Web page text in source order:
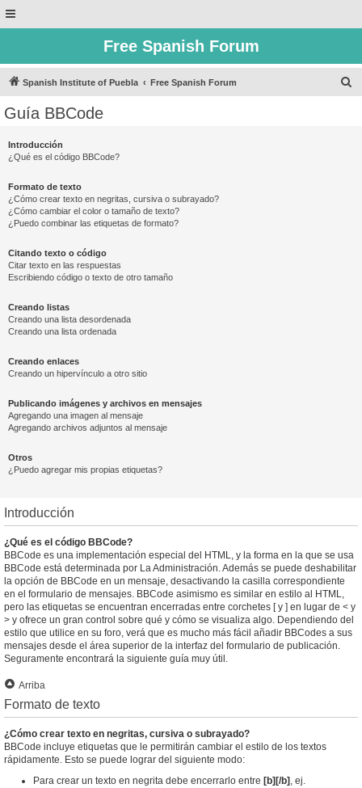
Free Spanish Forum
Spanish Institute of Puebla Free Spanish Forum
Guía BBCode
Introducción
¿Qué es el código BBCode?
Formato de texto
¿Cómo crear texto en negritas, cursiva o subrayado?
¿Cómo cambiar el color o tamaño de texto?
¿Puedo combinar las etiquetas de formato?
Citando texto o código
Citar texto en las respuestas
Escribiendo código o texto de otro tamaño
Creando listas
Creando una lista desordenada
Creando una lista ordenada
Creando enlaces
Creando un hipervínculo a otro sitio
Publicando imágenes y archivos en mensajes
Agregando una imagen al mensaje
Agregando archivos adjuntos al mensaje
Otros
¿Puedo agregar mis propias etiquetas?
Introducción
¿Qué es el código BBCode?
BBCode es una implementación especial del HTML, y la forma en la que se usa
BBCode está determinada por La Administración. Además se puede deshabilitar
la opción de BBCode en un mensaje, desactivando la casilla correspondiente
en el formulario de mensajes. BBCode asimismo es similar en estilo al HTML,
pero las etiquetas se encuentran encerradas entre corchetes [ y ] en lugar de < y
> y ofrece un gran control sobre qué y cómo se visualiza algo. Dependiendo del
estilo que utilice en su foro, verá que es mucho más fácil añadir BBCodes a sus
mensajes desde el área superior de la interfaz del formulario de publicación.
Seguramente encontrará la siguiente guía muy útil.
Arriba
Formato de texto
¿Cómo crear texto en negritas, cursiva o subrayado?
BBCode incluye etiquetas que le permitirán cambiar el estilo de los textos
rápidamente. Esto se puede lograr del siguiente modo:
Para crear un texto en negrita debe encerrarlo entre [b][/b] , ej.